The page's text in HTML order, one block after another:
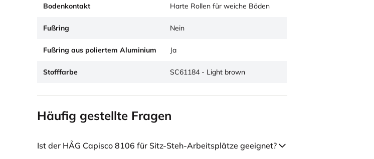
Bodenkontakt Harte Rollen für weiche Böden
Fußring Nein
Fußring aus poliertem Aluminium Ja
Stofffarbe SC61184 - Light brown
Häufig gestellte Fragen
Ist der HÅG Capisco 8106 für Sitz-Steh-Arbeitsplätze geeignet?